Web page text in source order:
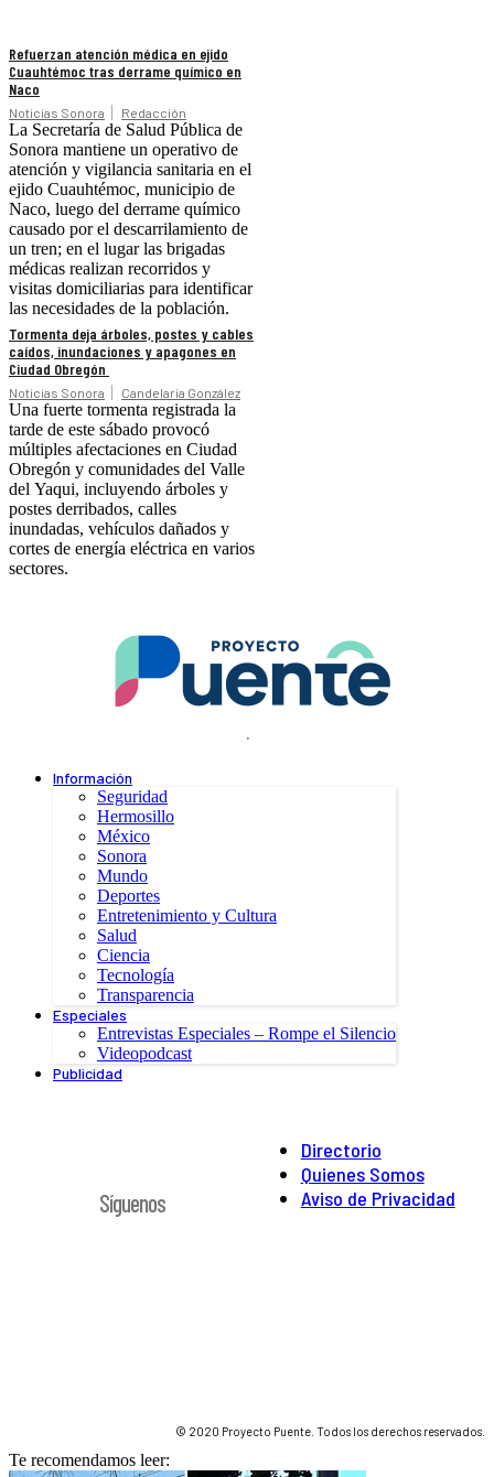
Refuerzan atención médica en ejido
Cuauhtémoc tras derrame químico en
Naco
Noticias Sonora Redacción
La Secretaría de Salud Pública de
Sonora mantiene un operativo de
atención y vigilancia sanitaria en el
ejido Cuauhtémoc, municipio de
Naco, luego del derrame químico
causado por el descarrilamiento de
un tren; en el lugar las brigadas
médicas realizan recorridos y
visitas domiciliarias para identificar
las necesidades de la población.
Tormenta deja árboles, postes y cables
caídos, inundaciones y apagones en
Ciudad Obregón
Noticias Sonora Candelaria González
Una fuerte tormenta registrada la
tarde de este sábado provocó
múltiples afectaciones en Ciudad
Obregón y comunidades del Valle
del Yaqui, incluyendo árboles y
postes derribados, calles
inundadas, vehículos dañados y
cortes de energía eléctrica en varios
sectores.
.
Información
Seguridad
Hermosillo
México
Sonora
Mundo
Deportes
Entretenimiento y Cultura
Salud
Ciencia
Tecnología
Transparencia
Especiales
Entrevistas Especiales – Rompe el Silencio
Videopodcast
Publicidad
Directorio
Quienes Somos
Aviso de Privacidad
Síguenos
© 2020 Proyecto Puente. Todos los derechos reservados.
Te recomendamos leer: